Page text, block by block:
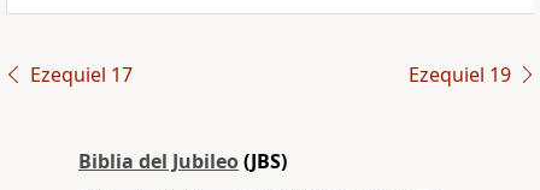
Ezequiel 17 Ezequiel 19
Biblia del Jubileo(JBS)